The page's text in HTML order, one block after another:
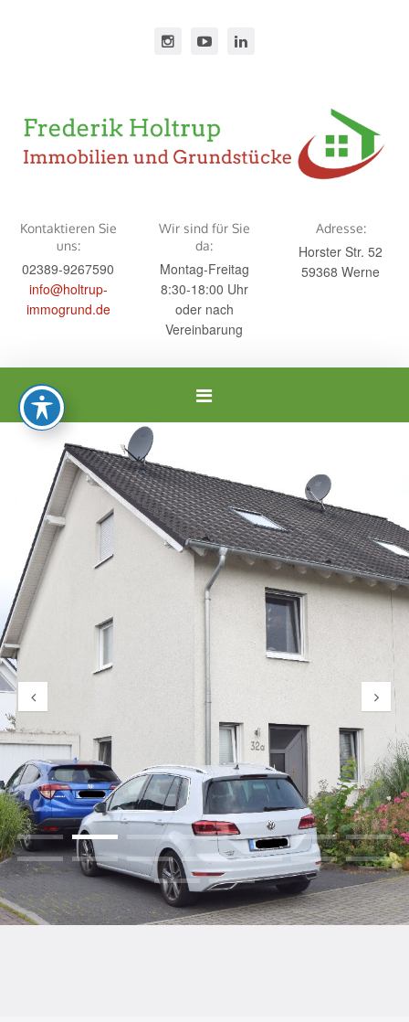
Kontaktieren Sie
uns:
02389-9267590
info@holtrup-
immogrund.de
Wir sind für Sie
da:
Montag-Freitag
8:30-18:00 Uhr
oder nach
Vereinbarung
Adresse:
Horster Str. 52
59368 Werne
Navigation